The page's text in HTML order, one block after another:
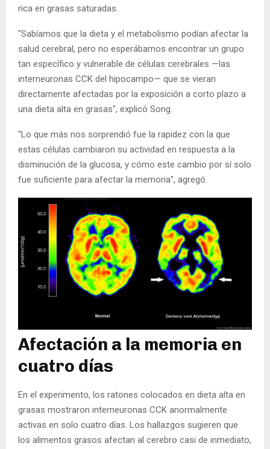
rica en grasas saturadas.
"Sabíamos que la dieta y el metabolismo podían afectar la
salud cerebral, pero no esperábamos encontrar un grupo
tan específico y vulnerable de células cerebrales —las
interneuronas CCK del hipocampo— que se vieran
directamente afectadas por la exposición a corto plazo a
una dieta alta en grasas", explicó Song.
"Lo que más nos sorprendió fue la rapidez con la que
estas células cambiaron su actividad en respuesta a la
disminución de la glucosa, y cómo este cambio por sí solo
fue suficiente para afectar la memoria", agregó.
Afectación a la memoria en
cuatro días
En el experimento, los ratones colocados en dieta alta en
grasas mostraron interneuronas CCK anormalmente
activas en solo cuatro días. Los hallazgos sugieren que
los alimentos grasos afectan al cerebro casi de inmediato,